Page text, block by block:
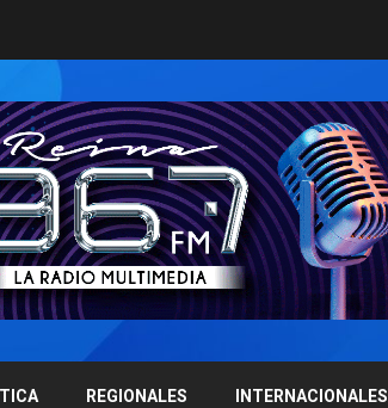
REGIONALES INTERNACIONALES